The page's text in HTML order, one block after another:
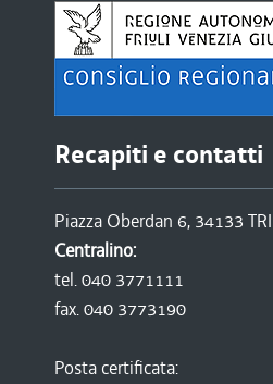
Recapiti e contatti
Piazza Oberdan 6, 34133
Centralino:
tel. 040 3771111
fax. 040 3773190
Posta certificata: